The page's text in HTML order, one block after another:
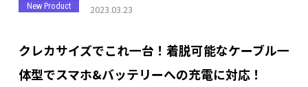
New Product 2023.03.23
クレカサイズでこれ一台！着脱可能なケーブル一
体型でスマホ&バッテリーへの充電に対応！